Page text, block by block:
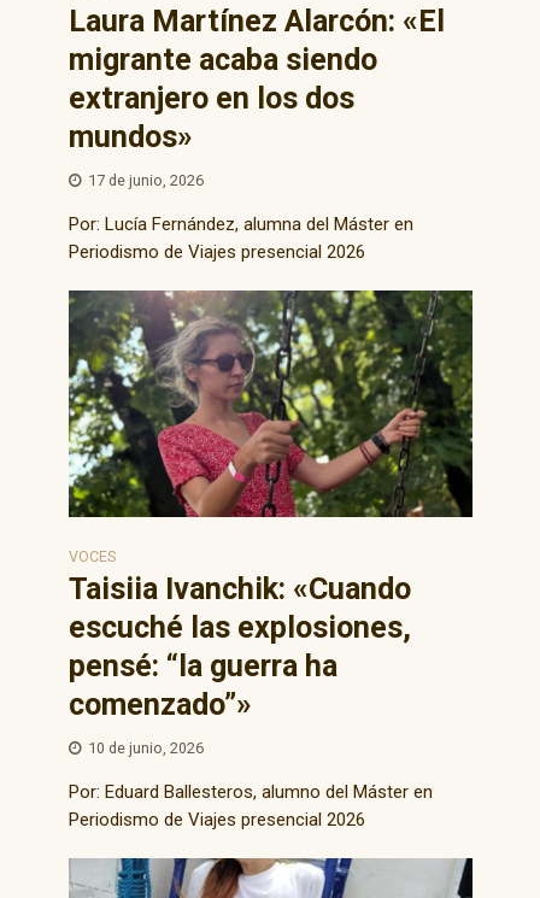
Laura Martínez Alarcón: «El
migrante acaba siendo
extranjero en los dos
mundos»
17 de junio, 2026
Por: Lucía Fernández, alumna del Máster en
Periodismo de Viajes presencial 2026
VOCES
Taisiia Ivanchik: «Cuando
escuché las explosiones,
pensé: “la guerra ha
comenzado”»
10 de junio, 2026
Por: Eduard Ballesteros, alumno del Máster en
Periodismo de Viajes presencial 2026